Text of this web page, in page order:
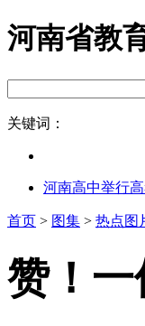
河南省教
关键词：
河南高中举行
首页 > 图集 > 热点图
赞！